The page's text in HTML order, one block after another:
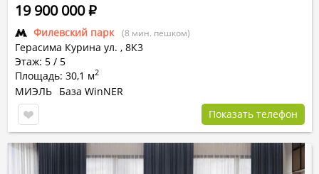
Филевский парк (8 мин. пешком)
Герасима Курина ул. , 8К3
Этаж: 5 / 5
Площадь: 30,1 м2
19 900 000Р
МИЭЛЬ База WinNER
Показать телефон